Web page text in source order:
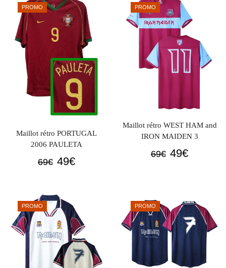
69€.
49€.
PROMO
Maillot rétro PORTUGAL
2006 PAULETA
69€ Le
était :
69€.
49€Le
49€.
PROMO
Maillot rétro WEST HAM and
IRON MAIDEN 3
69€ Le
69€.
49€Le
49€.
PROMO PROMO